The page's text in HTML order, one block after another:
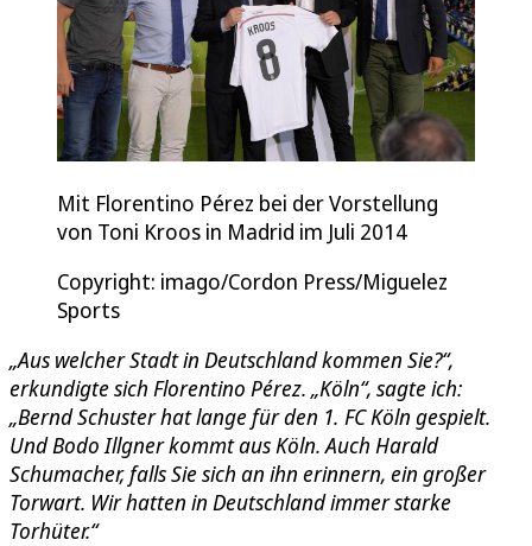
Mit Florentino Pérez bei der Vorstellung
von Toni Kroos in Madrid im Juli 2014
Copyright: imago/Cordon Press/Miguelez
Sports
„Aus welcher Stadt in Deutschland kommen Sie?“,
erkundigte sich Florentino Pérez. „Köln“, sagte ich:
„Bernd Schuster hat lange für den 1. FC Köln gespielt.
Und Bodo Illgner kommt aus Köln. Auch Harald
Schumacher, falls Sie sich an ihn erinnern, ein großer
Torwart. Wir hatten in Deutschland immer starke
Torhüter.“